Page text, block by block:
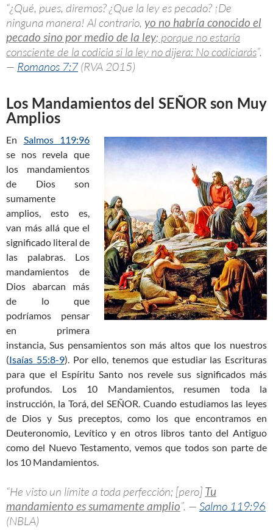
“¿Qué, pues, diremos? ¿Que la ley es pecado? ¡De
ninguna manera! Al contrario, yo no habría conocido el
pecado sino por medio de la ley; porque no estaría
consciente de la codicia si la ley no dijera: No codiciarás”.
— Romanos 7:7(RVA 2015)
Los Mandamientos del SEÑOR son Muy
Amplios
En Salmos 119:96
se nos revela que
los mandamientos
de Dios son
sumamente
amplios, esto es,
van más allá que el
significado literal de
las palabras. Los
mandamientos de
Dios abarcan más
de lo que
podríamos pensar
en primera
instancia, Sus pensamientos son más altos que los nuestros
(Isaías 55:8-9). Por ello, tenemos que estudiar las Escrituras
para que el Espíritu Santo nos revele sus significados más
profundos. Los 10 Mandamientos, resumen toda la
instrucción, la Torá, del SEÑOR. Cuando estudiamos las leyes
de Dios y Sus preceptos, como los que encontramos en
Deuteronomio, Levítico y en otros libros tanto del Antiguo
como del Nuevo Testamento, vemos que todos son parte de
los 10 Mandamientos.
“He visto un límite a toda perfección; [pero] Tu
mandamiento es sumamente amplio”. — Salmo 119:96
(NBLA)